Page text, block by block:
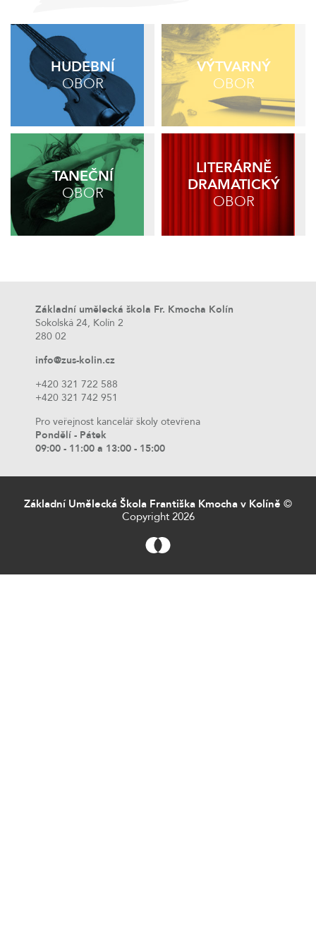
HUDEBNÍ
OBOR
VÝTVARNÝ
OBOR
TANEČNÍ
OBOR
LITERÁRNĚ
DRAMATICKÝ
OBOR
Základní umělecká škola Fr. Kmocha Kolín
Sokolská 24, Kolín 2
280 02
info@zus-kolin.cz
+420 321 722 588
+420 321 742 951
Pro veřejnost kancelář školy otevřena
Pondělí - Pátek
09:00 - 11:00 a 13:00 - 15:00
Základní Umělecká Škola Františka Kmocha v Kolíně ©
Copyright 2026